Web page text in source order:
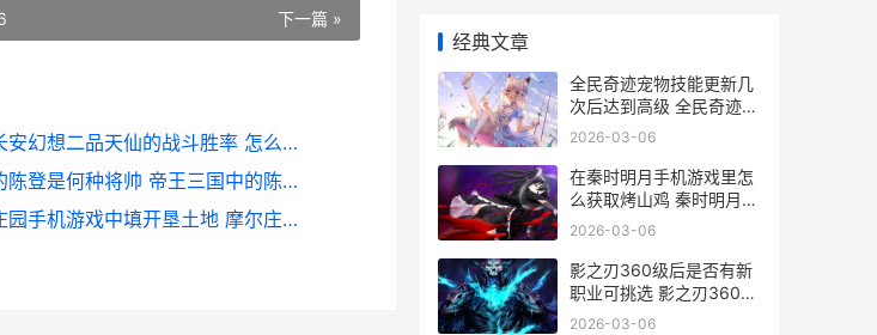
下一篇 »
怎么提高对长安幻想二品天仙的战斗胜率 怎么提高对长安的认知
帝王三国中的陈登是何种将帅 帝王三国中的陈宫是谁
怎样在摩尔庄园手机游戏中填开垦土地 摩尔庄园步骤
经典文章
全民奇迹宠物技能更新几
次后达到高级 全民奇迹什
么精灵最好
2026-03-06
在秦时明月手机游戏里怎
么获取烤山鸡 秦时明月网
页
2026-03-06
影之刃360级后是否有新
职业可挑选 影之刃360级
满级了该去哪
2026-03-06